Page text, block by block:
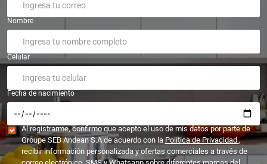
Nombre
Celular
Fecha de nacimiento
Al registrarme, confirmo que acepto el uso de mis datos por parte de
Groupe SEB Andean S.A de acuerdo con la Política de Privacidad,
recibir información personalizada y ofertas comerciales a través de